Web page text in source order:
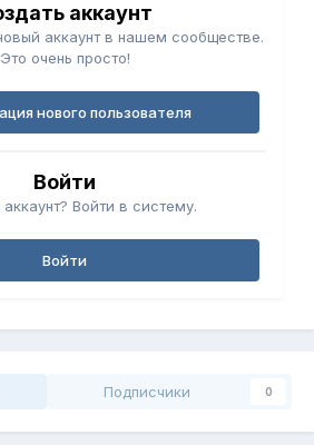
аккаунт
аккаунт в нашем сообществе.
Это очень просто!
нового пользователя
Войти
Войти в систему.
Войти
Подписчики 0